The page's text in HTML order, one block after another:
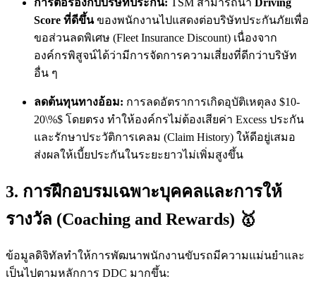
การต่อรองกับบริษัทประกัน: TSM สามารถนำ Driving
Score ที่ดีขึ้นของพนักงานไปแสดงต่อบริษัทประกันภัยเพื่อ
ขอส่วนลดพิเศษ (Fleet Insurance Discount) เนื่องจาก
องค์กรพิสูจน์ได้ว่ามีการจัดการความเสี่ยงที่ดีกว่าบริษัท
อื่น ๆ
ลดต้นทุนทางอ้อม: การลดอัตราการเกิดอุบัติเหตุลง $10-
20\%$ โดยตรง ทำให้องค์กรไม่ต้องเสียค่า Excess ประกัน
และรักษาประวัติการเคลม (Claim History) ให้ดีอยู่เสมอ
ส่งผลให้เบี้ยประกันในระยะยาวไม่เพิ่มสูงขึ้น
3. การฝึกอบรมเฉพาะบุคคลและการให้
รางวัล (Coaching and Rewards) 🥇
ข้อมูลดิจิทัลทำให้การพัฒนาพนักงานขับรถมีความแม่นยำและ
เป็นไปตามหลักการ DDC มากขึ้น: